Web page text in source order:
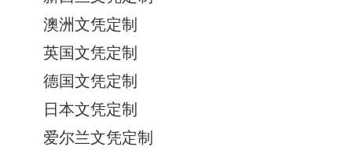
澳洲文凭定制
英国文凭定制
德国文凭定制
日本文凭定制
爱尔兰文凭定制